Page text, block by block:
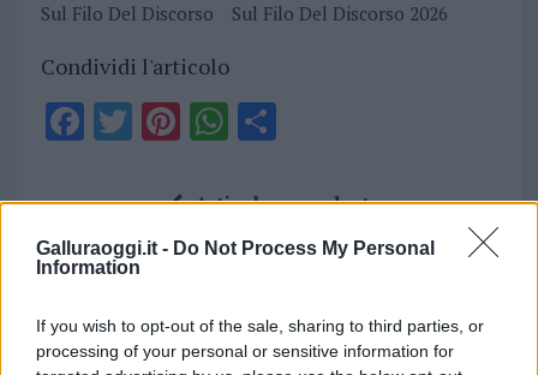
Galluraoggi.it - Do Not Process My Personal
Information
If you wish to opt-out of the sale, sharing to third parties, or
processing of your personal or sensitive information for
Sul Filo Del Discorso
Sul Filo Del Discorso 2026
Condividi l'articolo
F
ce
b
o
o
k
T
it
te
r
Pi
te
re
W
at
s
p
p
S
a
re
Articolo precedente
NOTIZIE RECENTI